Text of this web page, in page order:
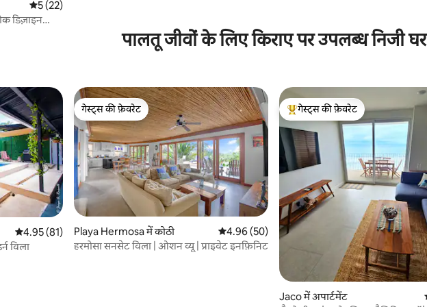
औसत रेटिंग 5 में से 5, 22 समीक्षाएँ
5 (22)
डिज़ाइन
पालतू जीवों के लिए किराए पर उपलब्ध निजी घर
औसत रेटिंग 5 में से 4.95, 81 समीक्षाएँ
4.95 (81)
विला
गेस्ट्स की फ़ेवरेट
गेस्ट्स की फ़ेवरेट
Playa Hermosa में कोठी औसत रेटिंग 5 में से 4.96, 50 समीक्षाएँ
4.96 (50)
हरमोसा सनसेट विला | ओशन व्यू | प्राइवेट इनफ़िनिट
गेस्ट्स का टॉप फ़ेवरेट
गेस्ट्स की फ़ेवरेट
Jaco में अपार्टमेंट